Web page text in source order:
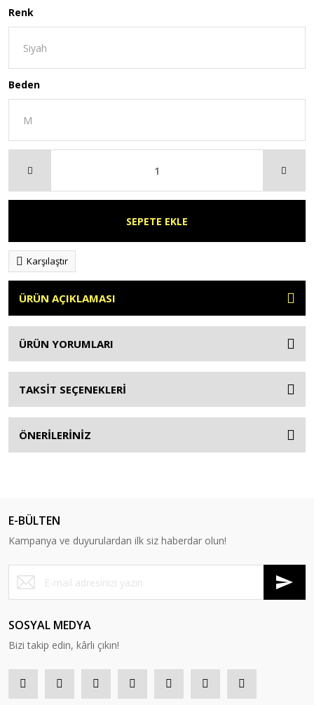
Renk
Beden
SEPETE EKLE
Karşılaştır
ÜRÜN AÇIKLAMASI
ÜRÜN YORUMLARI
TAKSİT SEÇENEKLERİ
ÖNERİLERİNİZ
E-BÜLTEN
Kampanya ve duyurulardan ilk siz haberdar olun!
SOSYAL MEDYA
Bizi takip edin, kârlı çıkın!